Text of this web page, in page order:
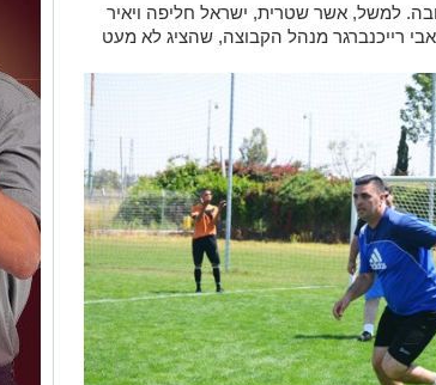
למשל, אשר שטרית, ישראל חליפה ויאיר
רייכנברגר מנהל הקבוצה, שהציג לא מעט